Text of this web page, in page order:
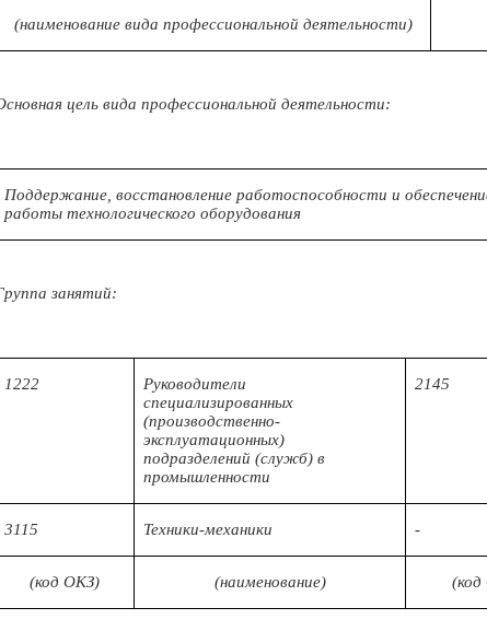
(наименование вида профессиональной деятельности)
цель вида профессиональной деятельности:
Поддержание, восстановление работоспособности и
работы технологического оборудования
занятий:
1222
Руководители
специализированных
(производственно-
эксплуатационных)
подразделений (служб) в
промышленности
2145
3115 Техники-механики -
(код ОКЗ) (наименование)